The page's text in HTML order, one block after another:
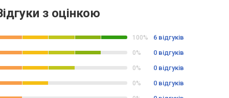
з оцінкою
100% 6 відгуків
0% 0 відгуків
0% 0 відгуків
0% 0 відгуків